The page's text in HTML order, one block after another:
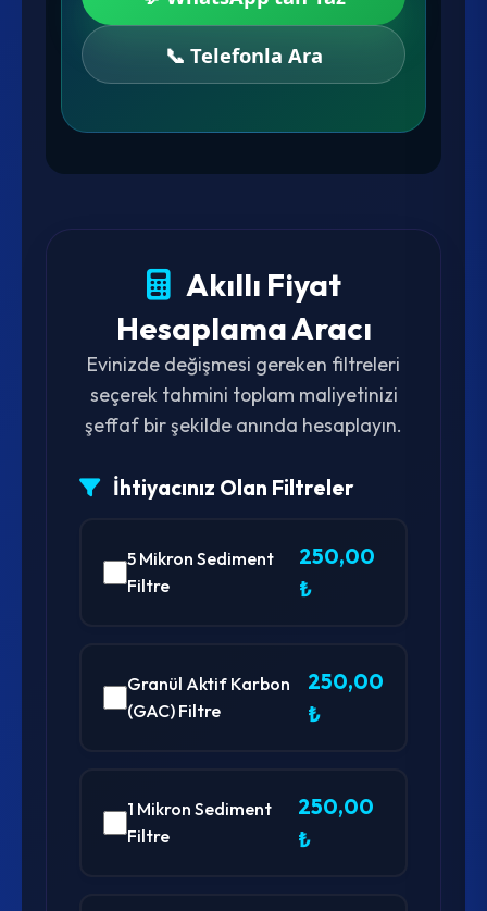
📞 Telefonla Ara
Akıllı Fiyat
Hesaplama Aracı
Evinizde değişmesi gereken filtreleri
seçerek tahmini toplam maliyetinizi
şeffaf bir şekilde anında hesaplayın.
İhtiyacınız Olan Filtreler
5 Mikron Sediment
Filtre
250,00
₺
Granül Aktif Karbon
(GAC) Filtre
250,00
₺
1 Mikron Sediment
Filtre
250,00
₺